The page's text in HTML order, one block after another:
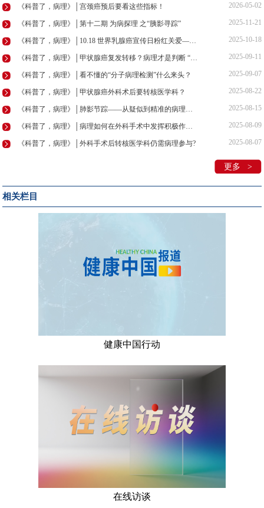
《科普了，病理》│宫颈癌预后要看这些指标！ 2026-05-02
《科普了，病理》│第十二期 为病探理 之“胰影寻踪” 2025-11-21
2025-10-18
2025-09-11
《科普了，病理》│看不懂的“分子病理检测”什么来头？ 2025-09-07
《科普了，病理》│甲状腺癌外科术后要转核医学科？ 2025-08-22
2025-08-15
2025-08-09
《科普了，病理》│外科手术后转核医学科仍需病理参与? 2025-08-07
更多 >
相关栏目
健康中国行动
在线访谈